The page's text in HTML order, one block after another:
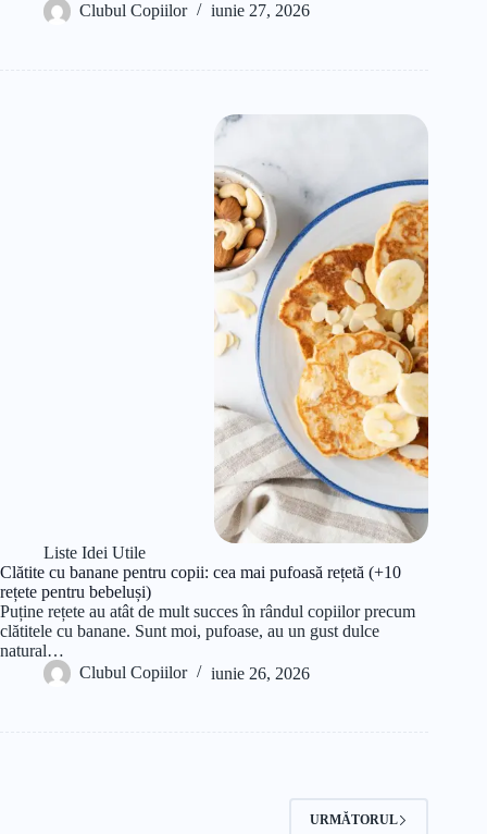
Clubul Copiilor
iunie 27, 2026
Liste Idei Utile
Clătite cu banane pentru copii: cea mai pufoasă rețetă (+10
rețete pentru bebeluși)
Puține rețete au atât de mult succes în rândul copiilor precum
clătitele cu banane. Sunt moi, pufoase, au un gust dulce
natural…
Clubul Copiilor
iunie 26, 2026
URMĂTORUL